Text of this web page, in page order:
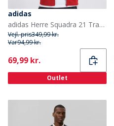
adidas
adidas Herre Squadra 21 Track Sport træningstrøjer Rød
Vejl. pris349,99 kr.
Var94,99 kr.
Current
69,99 kr.
Outlet